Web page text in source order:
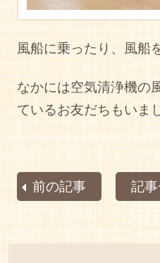
風船に乗ったり、風船
なかには空気清浄機の
ているお友だちもいま
前の記事 記